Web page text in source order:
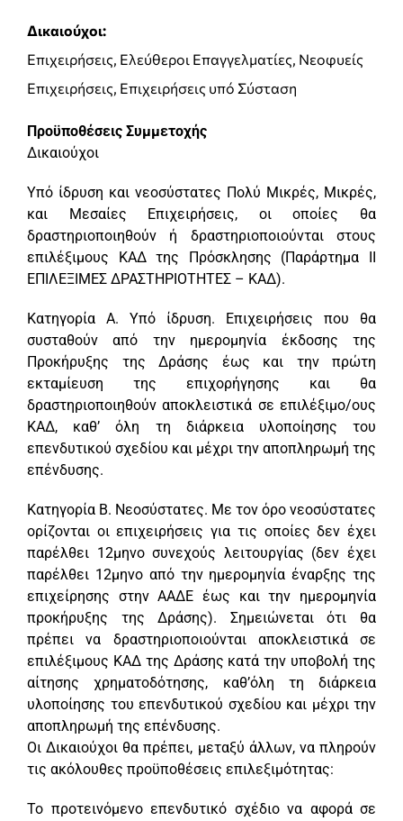
Δικαιούχοι:
Επιχειρήσεις, Ελεύθεροι Επαγγελματίες, Νεοφυείς
Επιχειρήσεις, Επιχειρήσεις υπό Σύσταση
Προϋποθέσεις Συμμετοχής
Δικαιούχοι
Υπό ίδρυση και νεοσύστατες Πολύ Μικρές, Μικρές,
και Μεσαίες Επιχειρήσεις, οι οποίες θα
δραστηριοποιηθούν ή δραστηριοποιούνται στους
επιλέξιμους ΚΑΔ της Πρόσκλησης (Παράρτημα ΙΙ
EΠΙΛΕΞΙΜΕΣ ΔΡΑΣΤΗΡΙΟΤΗΤΕΣ – ΚΑΔ).
Κατηγορία Α. Υπό ίδρυση. Επιχειρήσεις που θα
συσταθούν από την ημερομηνία έκδοσης της
Προκήρυξης της Δράσης έως και την πρώτη
εκταμίευση της επιχορήγησης και θα
δραστηριοποιηθούν αποκλειστικά σε επιλέξιμο/ους
ΚΑΔ, καθ’ όλη τη διάρκεια υλοποίησης του
επενδυτικού σχεδίου και μέχρι την αποπληρωμή της
επένδυσης.
Κατηγορία Β. Νεοσύστατες. Με τον όρο νεοσύστατες
ορίζονται οι επιχειρήσεις για τις οποίες δεν έχει
παρέλθει 12μηνο συνεχούς λειτουργίας (δεν έχει
παρέλθει 12μηνο από την ημερομηνία έναρξης της
επιχείρησης στην ΑΑΔΕ έως και την ημερομηνία
προκήρυξης της Δράσης). Σημειώνεται ότι θα
πρέπει να δραστηριοποιούνται αποκλειστικά σε
επιλέξιμους ΚΑΔ της Δράσης κατά την υποβολή της
αίτησης χρηματοδότησης, καθ’όλη τη διάρκεια
υλοποίησης του επενδυτικού σχεδίου και μέχρι την
αποπληρωμή της επένδυσης.
Οι Δικαιούχοι θα πρέπει, μεταξύ άλλων, να πληρούν
τις ακόλουθες προϋποθέσεις επιλεξιμότητας:
Το προτεινόμενο επενδυτικό σχέδιο να αφορά σε